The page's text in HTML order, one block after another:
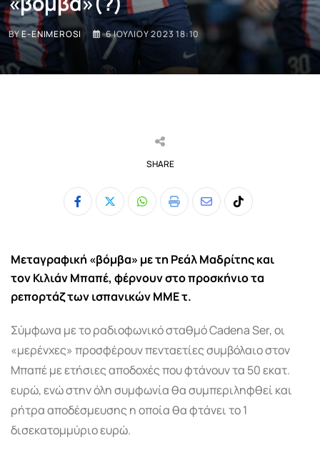
BYE-ENIMEROSI 6 ΙΟΥΛΊΟΥ 2023 18:10
SHARE
Whatsapp
Print
ShareTiktok
Μεταγραφική «βόμβα» με τη Ρεάλ Μαδρίτης και
τον Κιλιάν Μπαπέ, φέρνουν στο προσκήνιο τα
ρεπορτάζ των ισπανικών ΜΜΕ τ.
Σύμφωνα με το ραδιοφωνικό σταθμό Cadena Ser, οι
«μερένχες» προσφέρουν πενταετίες συμβόλαιο στον
Μπαπέ με ετήσιες αποδοχές που φτάνουν τα 50 εκατ.
ευρώ, ενώ στην όλη συμφωνία θα συμπεριληφθεί και
ρήτρα αποδέσμευσης η οποία θα φτάνει το 1
δισεκατομμύριο ευρώ.